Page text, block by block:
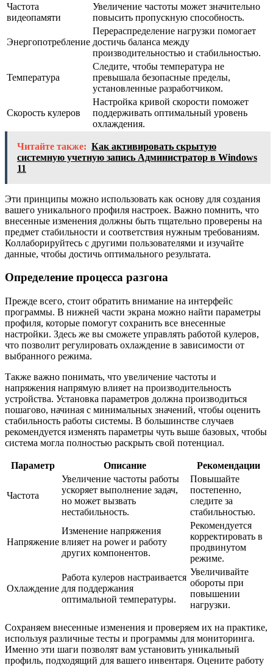
Частота
видеопамяти
Увеличение частоты может значительно
повысить пропускную способность.
Энергопотребление
Перераспределение нагрузки помогает
достичь баланса между
производительностью и стабильностью.
Температура
Следите, чтобы температура не
превышала безопасные пределы,
установленные разработчиком.
Скорость кулеров
Настройка кривой скорости поможет
поддерживать оптимальный уровень
охлаждения.
Читайте также: Как активировать скрытую
системную учетную запись Администратор в Windows
11
Эти принципы можно использовать как основу для создания
вашего уникального профиля настроек. Важно помнить, что
внесенные изменения должны быть тщательно проверены на
предмет стабильности и соответствия нужным требованиям.
Коллаборируйтесь с другими пользователями и изучайте
данные, чтобы достичь оптимального результата.
Определение процесса разгона
Прежде всего, стоит обратить внимание на интерфейс
программы. В нижней части экрана можно найти параметры
профиля, которые помогут сохранить все внесенные
настройки. Здесь же вы сможете управлять работой кулеров,
что позволит регулировать охлаждение в зависимости от
выбранного режима.
Также важно понимать, что увеличение частоты и
напряжения напрямую влияет на производительность
устройства. Установка параметров должна производиться
пошагово, начиная с минимальных значений, чтобы оценить
стабильность работы системы. В большинстве случаев
рекомендуется изменять параметры чуть выше базовых, чтобы
система могла полностью раскрыть свой потенциал.
Параметр Описание Рекомендации
Частота
Увеличение частоты работы
ускоряет выполнение задач,
но может вызвать
нестабильность.
Повышайте
постепенно,
следите за
стабильностью.
Напряжение
Изменение напряжения
влияет на power и работу
других компонентов.
Рекомендуется
корректировать в
продвинутом
режиме.
Охлаждение
Работа кулеров настраивается
для поддержания
оптимальной температуры.
Увеличивайте
обороты при
повышении
нагрузки.
Сохраняем внесенные изменения и проверяем их на практике,
используя различные тесты и программы для мониторинга.
Именно эти шаги позволят вам установить уникальный
профиль, подходящий для вашего инвентаря. Оцените работу